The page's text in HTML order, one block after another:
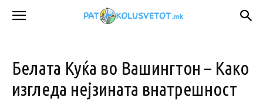
Белата Куќа во Вашингтон – Како
изгледа нејзината внатрешност